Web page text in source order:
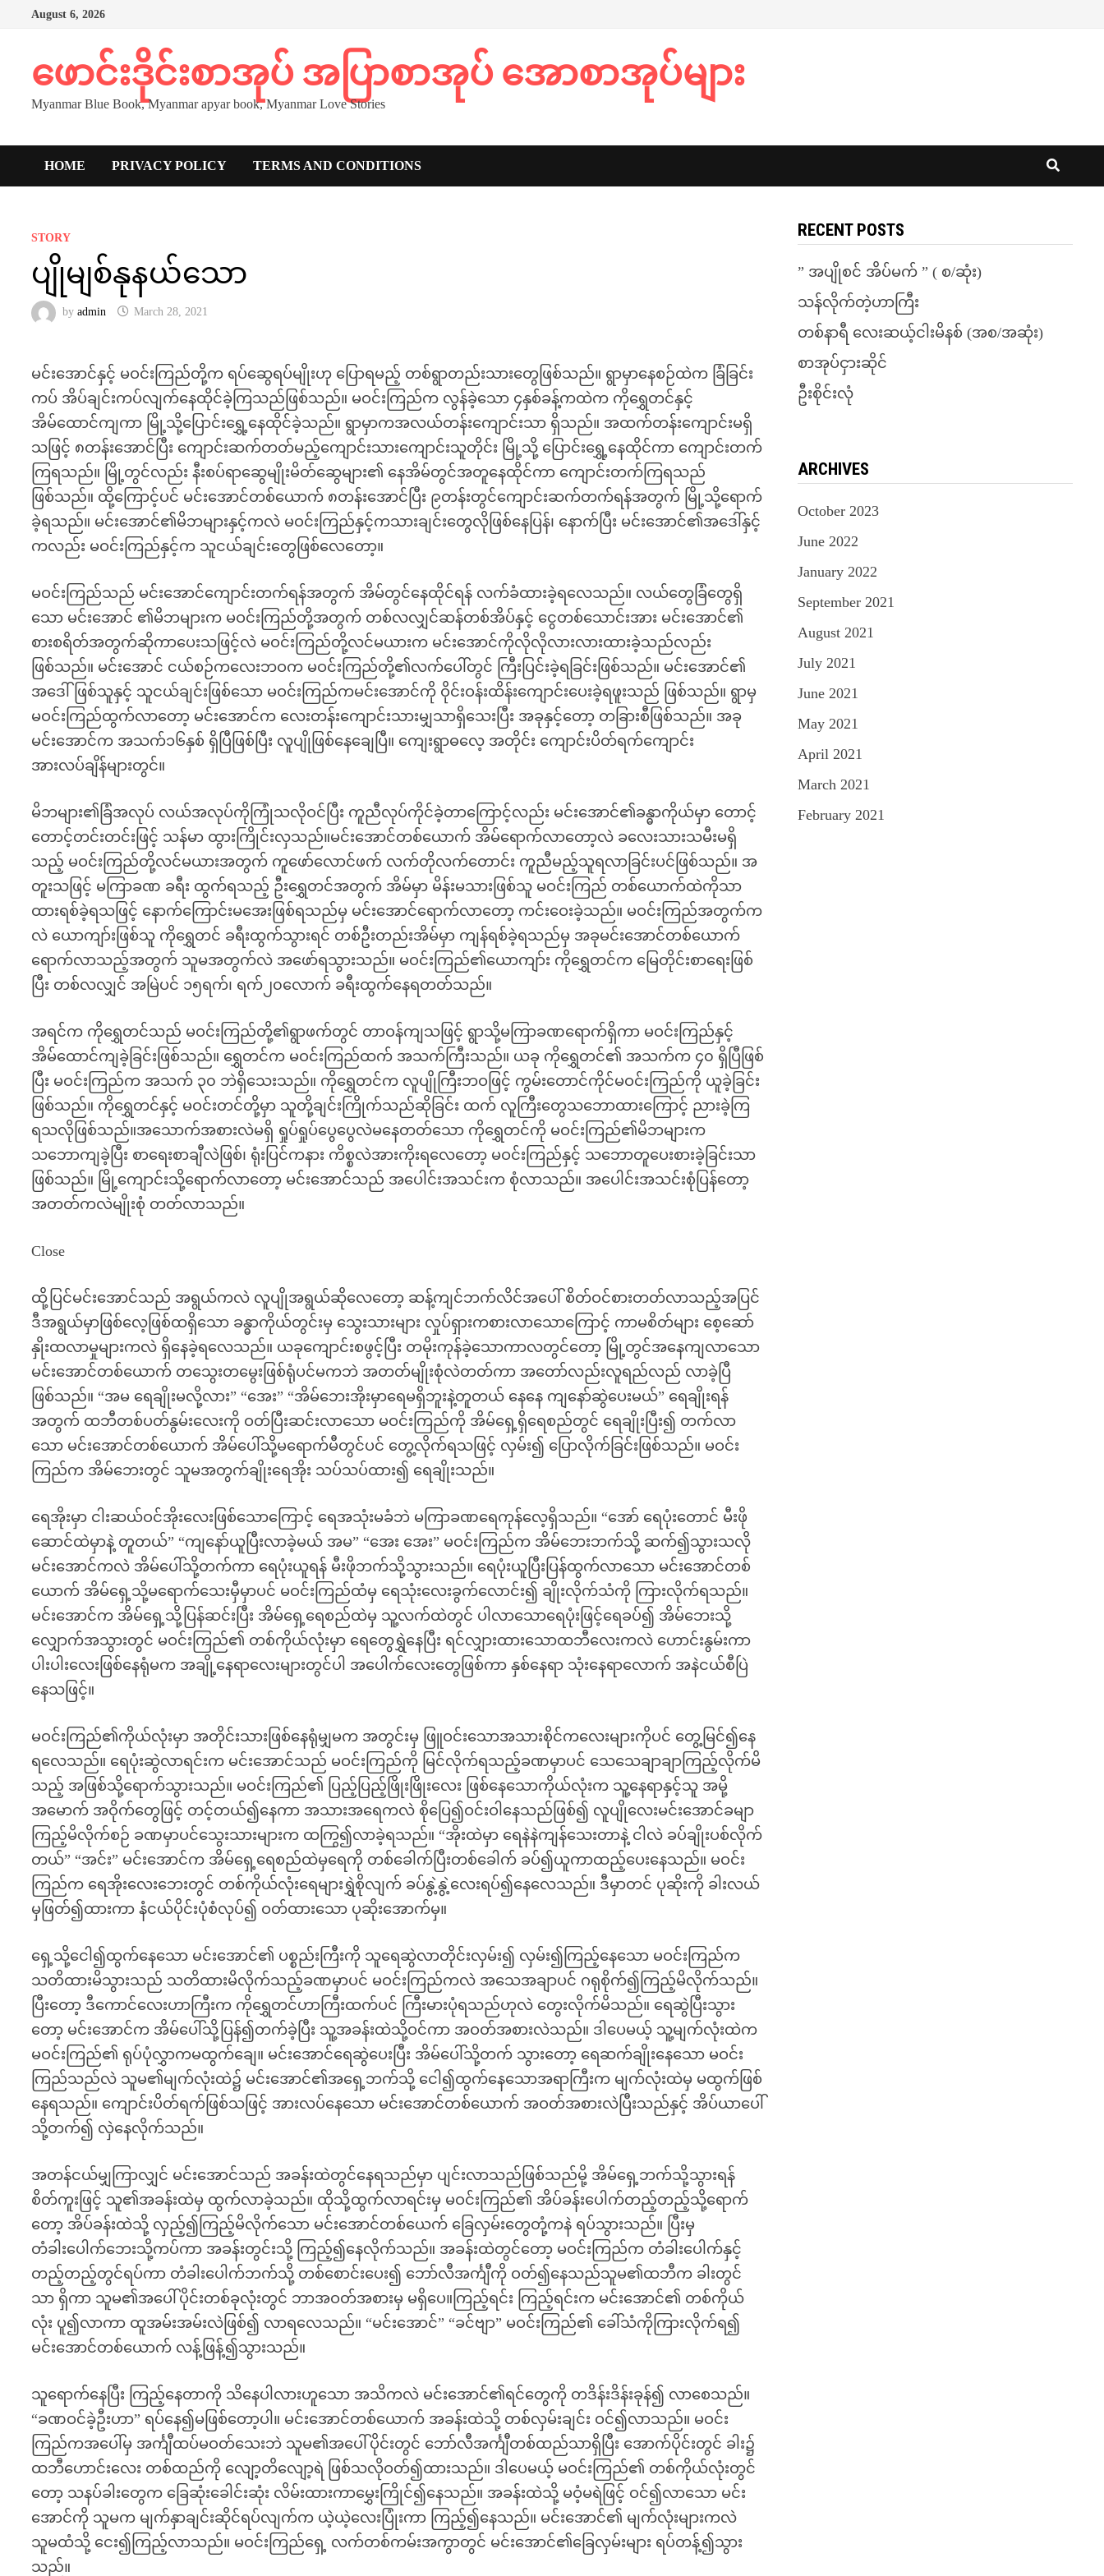
August 6, 2026
ဖောင်းဒိုင်းစာအုပ် အပြာစာအုပ် အောစာအုပ်များ
Myanmar Blue Book, Myanmar apyar book, Myanmar Love Stories
HOME PRIVACY POLICY TERMS AND CONDITIONS
STORY
ပျိုမျစ်နုနယ်သော
byadmin March 28, 2021
မင်းအောင်နှင့် မဝင်းကြည်တို့က ရပ်ဆွေရပ်မျိုးဟု ပြောရမည့် တစ်ရွာတည်းသားတွေဖြစ်သည်။ ရွာမှာနေစဉ်ထဲက ခြံခြင်း
ကပ် အိပ်ချင်းကပ်လျက်နေထိုင်ခဲ့ကြသည်ဖြစ်သည်။ မဝင်းကြည်က လွန်ခဲ့သော ၄နှစ်ခန့်ကထဲက ကိုရွှေတင်နှင့်
အိမ်ထောင်ကျကာ မြို့သို့ပြောင်းရွှေ့နေထိုင်ခဲ့သည်။ ရွာမှာကအလယ်တန်းကျောင်းသာ ရှိသည်။ အထက်တန်းကျောင်းမရှိ
သဖြင့် ၈တန်းအောင်ပြီး ကျောင်းဆက်တတ်မည့်ကျောင်းသားကျောင်းသူတိုင်း မြို့သို့ ပြောင်းရွှေ့နေထိုင်ကာ ကျောင်းတက်
ကြရသည်။ မြို့တွင်လည်း နီးစပ်ရာဆွေမျိုးမိတ်ဆွေများ၏ နေအိမ်တွင်အတူနေထိုင်ကာ ကျောင်းတက်ကြရသည်
ဖြစ်သည်။ ထို့ကြောင့်ပင် မင်းအောင်တစ်ယောက် ၈တန်းအောင်ပြီး ၉တန်းတွင်ကျောင်းဆက်တက်ရန်အတွက် မြို့သို့ရောက်
ခဲ့ရသည်။ မင်းအောင်၏မိဘများနှင့်ကလဲ မဝင်းကြည်နှင့်ကသားချင်းတွေလိုဖြစ်နေပြန်၊ နောက်ပြီး မင်းအောင်၏အဒေါ်နှင့်
ကလည်း မဝင်းကြည်နှင့်က သူငယ်ချင်းတွေဖြစ်လေတော့။
မဝင်းကြည်သည် မင်းအောင်ကျောင်းတက်ရန်အတွက် အိမ်တွင်နေထိုင်ရန် လက်ခံထားခဲ့ရလေသည်။ လယ်တွေခြံတွေရှိ
သော မင်းအောင် ၏မိဘများက မဝင်းကြည်တို့အတွက် တစ်လလျှင်ဆန်တစ်အိပ်နှင့် ငွေတစ်သောင်းအား မင်းအောင်၏
စားစရိတ်အတွက်ဆိုကာပေးသဖြင့်လဲ မဝင်းကြည်တို့လင်မယားက မင်းအောင်ကိုလိုလိုလားလားထားခဲ့သည်လည်း
ဖြစ်သည်။ မင်းအောင် ငယ်စဉ်ကလေးဘဝက မဝင်းကြည်တို့၏လက်ပေါ်တွင် ကြီးပြင်းခဲ့ရခြင်းဖြစ်သည်။ မင်းအောင်၏
အဒေါ်ဖြစ်သူနှင့် သူငယ်ချင်းဖြစ်သော မဝင်းကြည်ကမင်းအောင်ကို ဝိုင်းဝန်းထိန်းကျောင်းပေးခဲ့ရဖူးသည် ဖြစ်သည်။ ရွာမှ
မဝင်းကြည်ထွက်လာတော့ မင်းအောင်က လေးတန်းကျောင်းသားမျှသာရှိသေးပြီး အခုနှင့်တော့ တခြားစီဖြစ်သည်။ အခု
မင်းအောင်က အသက်၁၆နှစ် ရှိပြီဖြစ်ပြီး လူပျိုဖြစ်နေချေပြီ။ ကျေးရွာဓလေ့ အတိုင်း ကျောင်းပိတ်ရက်ကျောင်း
အားလပ်ချိန်များတွင်။
မိဘများ၏ခြံအလုပ် လယ်အလုပ်ကိုကြုံသလိုဝင်ပြီး ကူညီလုပ်ကိုင်ခဲ့တာကြောင့်လည်း မင်းအောင်၏ခန္ဓာကိုယ်မှာ တောင့်
တောင့်တင်းတင်းဖြင့် သန်မာ ထွားကြိုင်းလှသည်။မင်းအောင်တစ်ယောက် အိမ်ရောက်လာတော့လဲ ခလေးသားသမီးမရှိ
သည့် မဝင်းကြည်တို့လင်မယားအတွက် ကူဖော်လောင်ဖက် လက်တိုလက်တောင်း ကူညီမည့်သူရလာခြင်းပင်ဖြစ်သည်။ အ
တူးသဖြင့် မကြာခဏ ခရီး ထွက်ရသည့် ဦးရွှေတင်အတွက် အိမ်မှာ မိန်းမသားဖြစ်သူ မဝင်းကြည် တစ်ယောက်ထဲကိုသာ
ထားရစ်ခဲ့ရသဖြင့် နောက်ကြောင်းမအေးဖြစ်ရသည်မှ မင်းအောင်ရောက်လာတော့ ကင်းဝေးခဲ့သည်။ မဝင်းကြည်အတွက်က
လဲ ယောကျာ်းဖြစ်သူ ကိုရွှေတင် ခရီးထွက်သွားရင် တစ်ဦးတည်းအိမ်မှာ ကျန်ရစ်ခဲ့ရသည်မှ အခုမင်းအောင်တစ်ယောက်
ရောက်လာသည့်အတွက် သူမအတွက်လဲ အဖော်ရသွားသည်။ မဝင်းကြည်၏ယောကျာ်း ကိုရွှေတင်က မြေတိုင်းစာရေးဖြစ်
ပြီး တစ်လလျှင် အမြဲပင် ၁၅ရက်၊ ရက်၂၀လောက် ခရီးထွက်နေရတတ်သည်။
အရင်က ကိုရွှေတင်သည် မဝင်းကြည်တို့၏ရွာဖက်တွင် တာဝန်ကျသဖြင့် ရွာသို့မကြာခဏရောက်ရှိကာ မဝင်းကြည်နှင့်
အိမ်ထောင်ကျခဲ့ခြင်းဖြစ်သည်။ ရွှေတင်က မဝင်းကြည်ထက် အသက်ကြီးသည်။ ယခု ကိုရွှေတင်၏ အသက်က ၄၀ ရှိပြီဖြစ်
ပြီး မဝင်းကြည်က အသက် ၃၀ ဘဲရှိသေးသည်။ ကိုရွှေတင်က လူပျိုကြီးဘဝဖြင့် ကွမ်းတောင်ကိုင်မဝင်းကြည်ကို ယူခဲ့ခြင်း
ဖြစ်သည်။ ကိုရွှေတင်နှင့် မဝင်းတင်တို့မှာ သူတို့ချင်းကြိုက်သည်ဆိုခြင်း ထက် လူကြီးတွေသဘောထားကြောင့် ညားခဲ့ကြ
ရသလိုဖြစ်သည်။အသောက်အစားလဲမရှိ ရှုပ်ရှုပ်ပွေပွေလဲမနေတတ်သော ကိုရွှေတင်ကို မဝင်းကြည်၏မိဘများက
သဘောကျခဲ့ပြီး စာရေးစာချီလဲဖြစ်၊ ရုံးပြင်ကနား ကိစ္စလဲအားကိုးရလေတော့ မဝင်းကြည်နှင့် သဘောတူပေးစားခဲ့ခြင်းသာ
ဖြစ်သည်။ မြို့ကျောင်းသို့ရောက်လာတော့ မင်းအောင်သည် အပေါင်းအသင်းက စုံလာသည်။ အပေါင်းအသင်းစုံပြန်တော့
အတတ်ကလဲမျိုးစုံ တတ်လာသည်။
Close
ထို့ပြင်မင်းအောင်သည် အရွယ်ကလဲ လူပျိုအရွယ်ဆိုလေတော့ ဆန့်ကျင်ဘက်လိင်အပေါ် စိတ်ဝင်စားတတ်လာသည့်အပြင်
ဒီအရွယ်မှာဖြစ်လေ့ဖြစ်ထရှိသော ခန္ဓာကိုယ်တွင်းမှ သွေးသားများ လှုပ်ရှားကစားလာသောကြောင့် ကာမစိတ်များ စေ့ဆော်
နှိုးထလာမှုများကလဲ ရှိနေခဲ့ရလေသည်။ ယခုကျောင်းစဖွင့်ပြီး တမိုးကုန်ခဲ့သောကာလတွင်တော့ မြို့တွင်အနေကျလာသော
မင်းအောင်တစ်ယောက် တသွေးတမွေးဖြစ်ရုံပင်မကဘဲ အတတ်မျိုးစုံလဲတတ်ကာ အတော်လည်းလူရည်လည် လာခဲ့ပြီ
ဖြစ်သည်။ “အမ ရေချိုးမလို့လား” “အေး” “အိမ်ဘေးအိုးမှာရေမရှိဘူးနဲ့တူတယ် နေနေ ကျနော်ဆွဲပေးမယ်” ရေချိုးရန်
အတွက် ထဘီတစ်ပတ်နွမ်းလေးကို ဝတ်ပြီးဆင်းလာသော မဝင်းကြည်ကို အိမ်ရှေ့ရှိရေစည်တွင် ရေချိုးပြီး၍ တက်လာ
သော မင်းအောင်တစ်ယောက် အိမ်ပေါ်သို့မရောက်မီတွင်ပင် တွေ့လိုက်ရသဖြင့် လှမ်း၍ ပြောလိုက်ခြင်းဖြစ်သည်။ မဝင်း
ကြည်က အိမ်ဘေးတွင် သူမအတွက်ချိုးရေအိုး သပ်သပ်ထား၍ ရေချိုးသည်။
ရေအိုးမှာ ငါးဆယ်ဝင်အိုးလေးဖြစ်သောကြောင့် ရေအသုံးမခံဘဲ မကြာခဏရေကုန်လေ့ရှိသည်။ “အော် ရေပုံးတောင် မီးဖို
ဆောင်ထဲမှာနဲ့ တူတယ်” “ကျနော်ယူပြီးလာခဲ့မယ် အမ” “အေး အေး” မဝင်းကြည်က အိမ်ဘေးဘက်သို့ ဆက်၍သွားသလို
မင်းအောင်ကလဲ အိမ်ပေါ်သို့တက်ကာ ရေပုံးယူရန် မီးဖိုဘက်သို့သွားသည်။ ရေပုံးယူပြီးပြန်ထွက်လာသော မင်းအောင်တစ်
ယောက် အိမ်ရှေ့သို့မရောက်သေးမှီမှာပင် မဝင်းကြည်ထံမှ ရေသုံးလေးခွက်လောင်း၍ ချိုးလိုက်သံကို ကြားလိုက်ရသည်။
မင်းအောင်က အိမ်ရှေ့သို့ပြန်ဆင်းပြီး အိမ်ရှေ့ရေစည်ထဲမှ သူ့လက်ထဲတွင် ပါလာသောရေပုံးဖြင့်ရေခပ်၍ အိမ်ဘေးသို့
လျှောက်အသွားတွင် မဝင်းကြည်၏ တစ်ကိုယ်လုံးမှာ ရေတွေရွှဲနေပြီး ရင်လျှားထားသောထဘီလေးကလဲ ဟောင်းနွမ်းကာ
ပါးပါးလေးဖြစ်နေရုံမက အချို့နေရာလေးများတွင်ပါ အပေါက်လေးတွေဖြစ်ကာ နှစ်နေရာ သုံးနေရာလောက် အနဲငယ်စီပြဲ
နေသဖြင့်။
မဝင်းကြည်၏ကိုယ်လုံးမှာ အတိုင်းသားဖြစ်နေရုံမျှမက အတွင်းမှ ဖြူဝင်းသောအသားစိုင်ကလေးများကိုပင် တွေ့မြင်၍နေ
ရလေသည်။ ရေပုံးဆွဲလာရင်းက မင်းအောင်သည် မဝင်းကြည်ကို မြင်လိုက်ရသည့်ခဏမှာပင် သေသေချာချာကြည့်လိုက်မိ
သည့် အဖြစ်သို့ရောက်သွားသည်။ မဝင်းကြည်၏ ပြည့်ပြည့်ဖြိုးဖြိုးလေး ဖြစ်နေသောကိုယ်လုံးက သူ့နေရာနှင့်သူ အမို့
အမောက် အဝိုက်တွေဖြင့် တင့်တယ်၍နေကာ အသားအရေကလဲ စိုပြေ၍ဝင်းဝါနေသည်ဖြစ်၍ လူပျိုလေးမင်းအောင်ခမျာ
ကြည့်မိလိုက်စဉ် ခဏမှာပင်သွေးသားများက ထကြွ၍လာခဲ့ရသည်။ “အိုးထဲမှာ ရေနဲနဲကျန်သေးတာနဲ့ ငါလဲ ခပ်ချိုးပစ်လိုက်
တယ်” “အင်း” မင်းအောင်က အိမ်ရှေ့ရေစည်ထဲမှရေကို တစ်ခေါက်ပြီးတစ်ခေါက် ခပ်၍ယူကာထည့်ပေးနေသည်။ မဝင်း
ကြည်က ရေအိုးလေးဘေးတွင် တစ်ကိုယ်လုံးရေများရွှဲစိုလျက် ခပ်နွဲ့နွဲ့လေးရပ်၍နေလေသည်။ ဒီမှာတင် ပုဆိုးကို ခါးလယ်
မှဖြတ်၍ထားကာ နံငယ်ပိုင်းပုံစံလုပ်၍ ဝတ်ထားသော ပုဆိုးအောက်မှ။
ရှေ့သို့ငေါ၍ထွက်နေသော မင်းအောင်၏ ပစ္စည်းကြီးကို သူရေဆွဲလာတိုင်းလှမ်း၍ လှမ်း၍ကြည့်နေသော မဝင်းကြည်က
သတိထားမိသွားသည် သတိထားမိလိုက်သည့်ခဏမှာပင် မဝင်းကြည်ကလဲ အသေအချာပင် ဂရုစိုက်၍ကြည့်မိလိုက်သည်။
ပြီးတော့ ဒီကောင်လေးဟာကြီးက ကိုရွှေတင်ဟာကြီးထက်ပင် ကြီးမားပုံရသည်ဟုလဲ တွေးလိုက်မိသည်။ ရေဆွဲပြီးသွား
တော့ မင်းအောင်က အိမ်ပေါ်သို့ပြန်၍တက်ခဲ့ပြီး သူ့အခန်းထဲသို့ဝင်ကာ အဝတ်အစားလဲသည်။ ဒါပေမယ့် သူ့မျက်လုံးထဲက
မဝင်းကြည်၏ ရုပ်ပုံလွှာကမထွက်ချေ။ မင်းအောင်ရေဆွဲပေးပြီး အိမ်ပေါ်သို့တက် သွားတော့ ရေဆက်ချိုးနေသော မဝင်း
ကြည်သည်လဲ သူမ၏မျက်လုံးထဲ၌ မင်းအောင်၏အရှေ့ဘက်သို့ ငေါ၍ထွက်နေသောအရာကြီးက မျက်လုံးထဲမှ မထွက်ဖြစ်
နေရသည်။ ကျောင်းပိတ်ရက်ဖြစ်သဖြင့် အားလပ်နေသော မင်းအောင်တစ်ယောက် အဝတ်အစားလဲပြီးသည်နှင့် အိပ်ယာပေါ်
သို့တက်၍ လှဲနေလိုက်သည်။
အတန်ငယ်မျှကြာလျှင် မင်းအောင်သည် အခန်းထဲတွင်နေရသည်မှာ ပျင်းလာသည်ဖြစ်သည်မို့ အိမ်ရှေ့ဘက်သို့သွားရန်
စိတ်ကူးဖြင့် သူ၏အခန်းထဲမှ ထွက်လာခဲ့သည်။ ထိုသို့ထွက်လာရင်းမှ မဝင်းကြည်၏ အိပ်ခန်းပေါက်တည့်တည့်သို့ရောက်
တော့ အိပ်ခန်းထဲသို့ လှည့်၍ကြည့်မိလိုက်သော မင်းအောင်တစ်ယေက် ခြေလှမ်းတွေတုံ့ကနဲ ရပ်သွားသည်။ ပြီးမှ
တံခါးပေါက်ဘေးသို့ကပ်ကာ အခန်းတွင်းသို့ ကြည့်၍နေလိုက်သည်။ အခန်းထဲတွင်တော့ မဝင်းကြည်က တံခါးပေါက်နှင့်
တည့်တည့်တွင်ရပ်ကာ တံခါးပေါက်ဘက်သို့ တစ်စောင်းပေး၍ ဘော်လီအင်္ကျီကို ဝတ်၍နေသည်သူမ၏ထဘီက ခါးတွင်
သာ ရှိကာ သူမ၏အပေါ်ပိုင်းတစ်ခုလုံးတွင် ဘာအဝတ်အစားမှ မရှိပေ။ကြည့်ရင်း ကြည့်ရင်းက မင်းအောင်၏ တစ်ကိုယ်
လုံး ပူ၍လာကာ ထူအမ်းအမ်းလဲဖြစ်၍ လာရလေသည်။ “မင်းအောင်” “ခင်ဗျာ” မဝင်းကြည်၏ ခေါ်သံကိုကြားလိုက်ရ၍
မင်းအောင်တစ်ယောက် လန့်ဖြန့်၍သွားသည်။
သူရောက်နေပြီး ကြည့်နေတာကို သိနေပါလားဟူသော အသိကလဲ မင်းအောင်၏ရင်တွေကို တဒိန်းဒိန်းခုန်၍ လာစေသည်။
“ခဏဝင်ခဲ့ဦးဟာ” ရပ်နေ၍မဖြစ်တော့ပါ။ မင်းအောင်တစ်ယောက် အခန်းထဲသို့ တစ်လှမ်းချင်း ဝင်၍လာသည်။ မဝင်း
ကြည်ကအပေါ်မှ အင်္ကျီထပ်မဝတ်သေးဘဲ သူမ၏အပေါ်ပိုင်းတွင် ဘော်လီအင်္ကျီတစ်ထည်သာရှိပြီး အောက်ပိုင်းတွင် ခါး၌
ထဘီဟောင်းလေး တစ်ထည်ကို လျော့တိလျော့ရဲ ဖြစ်သလိုဝတ်၍ထားသည်။ ဒါပေမယ့် မဝင်းကြည်၏ တစ်ကိုယ်လုံးတွင်
တော့ သနပ်ခါးတွေက ခြေဆုံးခေါင်းဆုံး လိမ်းထားကာမွှေးကြိုင်၍နေသည်။ အခန်းထဲသို့ မဝံ့မရဲဖြင့် ဝင်၍လာသော မင်း
အောင်ကို သူမက မျက်နှာချင်းဆိုင်ရပ်လျက်က ယဲ့ယဲ့လေးပြုံးကာ ကြည့်၍နေသည်။ မင်းအောင်၏ မျက်လုံးများကလဲ
သူမထံသို့ ငေး၍ကြည့်လာသည်။ မဝင်းကြည်ရှေ့ လက်တစ်ကမ်းအကွာတွင် မင်းအောင်၏ခြေလှမ်းများ ရပ်တန့်၍သွား
သည်။
RECENT POSTS
” အပျိုစင် အိပ်မက် ” ( စ/ဆုံး)
သန်လိုက်တဲ့ဟာကြီး
တစ်နာရီ လေးဆယ့်ငါးမိနစ် (အစ/အဆုံး)
စာအုပ်ငှားဆိုင်
ဦးစိုင်းလုံ
ARCHIVES
October 2023
June 2022
January 2022
September 2021
August 2021
July 2021
June 2021
May 2021
April 2021
March 2021
February 2021